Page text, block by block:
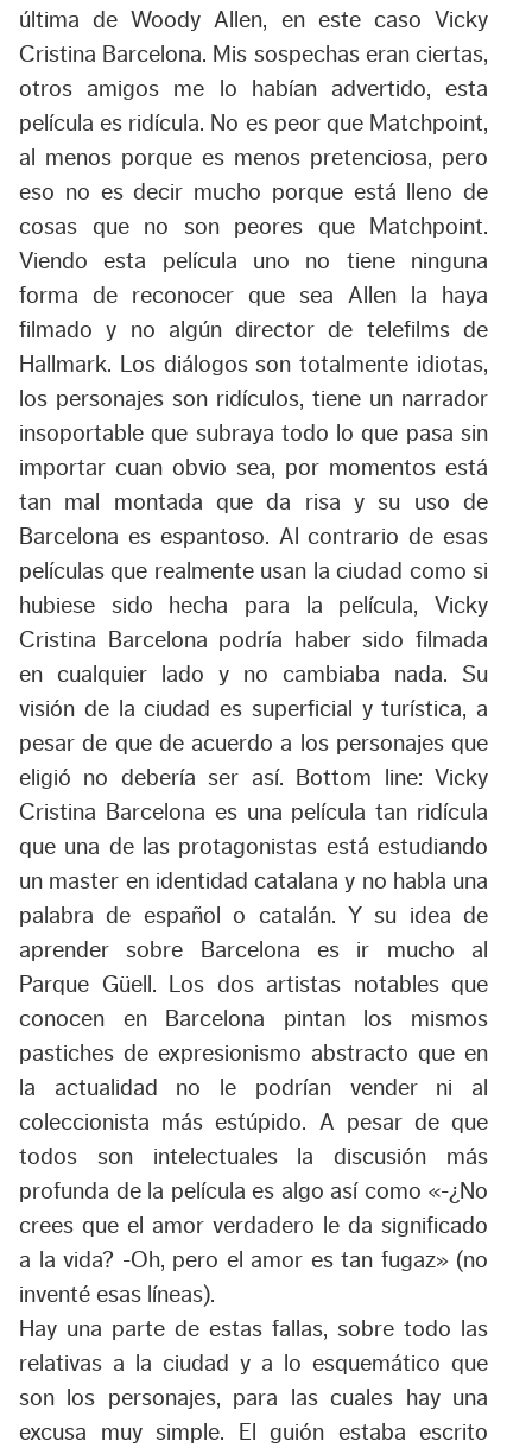
última de Woody Allen, en este caso Vicky
Cristina Barcelona. Mis sospechas eran ciertas,
otros amigos me lo habían advertido, esta
película es ridícula. No es peor que Matchpoint,
al menos porque es menos pretenciosa, pero
eso no es decir mucho porque está lleno de
cosas que no son peores que Matchpoint.
Viendo esta película uno no tiene ninguna
forma de reconocer que sea Allen la haya
filmado y no algún director de telefilms de
Hallmark. Los diálogos son totalmente idiotas,
los personajes son ridículos, tiene un narrador
insoportable que subraya todo lo que pasa sin
importar cuan obvio sea, por momentos está
tan mal montada que da risa y su uso de
Barcelona es espantoso. Al contrario de esas
películas que realmente usan la ciudad como si
hubiese sido hecha para la película, Vicky
Cristina Barcelona podría haber sido filmada
en cualquier lado y no cambiaba nada. Su
visión de la ciudad es superficial y turística, a
pesar de que de acuerdo a los personajes que
eligió no debería ser así. Bottom line: Vicky
Cristina Barcelona es una película tan ridícula
que una de las protagonistas está estudiando
un master en identidad catalana y no habla una
palabra de español o catalán. Y su idea de
aprender sobre Barcelona es ir mucho al
Parque Güell. Los dos artistas notables que
conocen en Barcelona pintan los mismos
pastiches de expresionismo abstracto que en
la actualidad no le podrían vender ni al
coleccionista más estúpido. A pesar de que
todos son intelectuales la discusión más
profunda de la película es algo así como «-¿No
crees que el amor verdadero le da significado
a la vida? -Oh, pero el amor es tan fugaz» (no
inventé esas líneas).
Hay una parte de estas fallas, sobre todo las
relativas a la ciudad y a lo esquemático que
son los personajes, para las cuales hay una
excusa muy simple. El guión estaba escrito